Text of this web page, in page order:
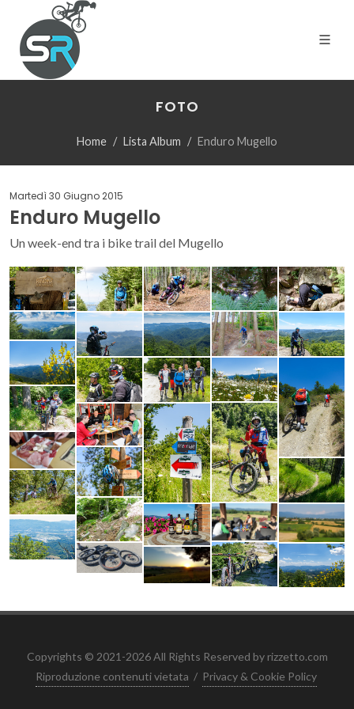
FOTO
Home Lista Album Enduro Mugello
Martedì 30 Giugno 2015
Enduro Mugello
Un week-end tra i bike trail del Mugello
Copyrights © 2021-2026 All Rights Reserved by rizzetto.com
Riproduzione contenuti vietata / Privacy & Cookie Policy